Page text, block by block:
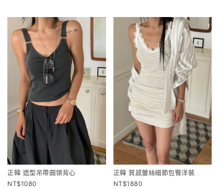
正韓 造型吊帶圓領背心
1080
正韓 質感蕾絲細節包臀洋裝
1880